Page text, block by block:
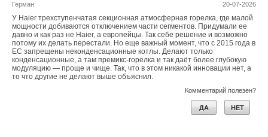
20-07-2026
Герман
У Haier трехступенчатая секционная атмосферная горелка, где малой
мощности добиваются отключением части сегментов. Придумали ее
давно и как раз не Haier, а европейцы. Так себе решение и возможно
потому их делать перестали. Но еще важный момент, что с 2015 года в
ЕС запрещены неконденсационные котлы. Делают только
конденсационные, а там премикс-горелка и так даёт более глубокую
модуляцию — проще и чище. Так, что в этом никакой инновации нет, а
то что другие не делают выше объяснил.
Комментарий полезен?
ДА НЕТ